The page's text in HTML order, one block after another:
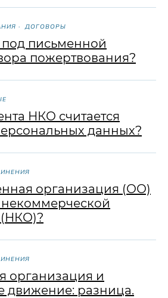
ДОГОВОРЫ
письменной
пожертвования?
НКО считается
данных?
организация (ОО)
некоммерческой
организация и
движение: разница.